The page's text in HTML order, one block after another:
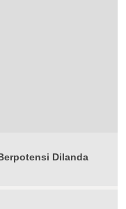
Dilanda